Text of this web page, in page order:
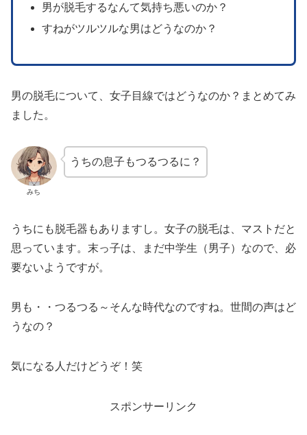
男が脱毛するなんて気持ち悪いのか？
すねがツルツルな男はどうなのか？
男の脱毛について、女子目線ではどうなのか？まとめてみ
ました。
みち
うちの息子もつるつるに？
うちにも脱毛器もありますし。女子の脱毛は、マストだと
思っています。末っ子は、まだ中学生（男子）なので、必
要ないようですが。
男も・・つるつる～そんな時代なのですね。世間の声はど
うなの？
気になる人だけどうぞ！笑
スポンサーリンク